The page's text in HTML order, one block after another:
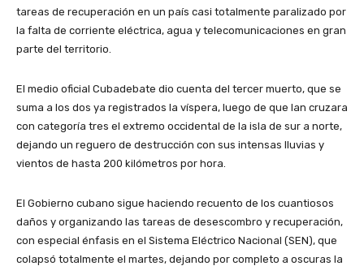
tareas de recuperación en un país casi totalmente paralizado por
la falta de corriente eléctrica, agua y telecomunicaciones en gran
parte del territorio.
El medio oficial Cubadebate dio cuenta del tercer muerto, que se
suma a los dos ya registrados la víspera, luego de que Ian cruzara
con categoría tres el extremo occidental de la isla de sur a norte,
dejando un reguero de destrucción con sus intensas lluvias y
vientos de hasta 200 kilómetros por hora.
El Gobierno cubano sigue haciendo recuento de los cuantiosos
daños y organizando las tareas de desescombro y recuperación,
con especial énfasis en el Sistema Eléctrico Nacional (SEN), que
colapsó totalmente el martes, dejando por completo a oscuras la